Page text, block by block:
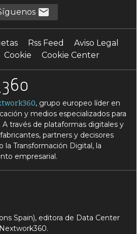
Rss Feed
Aviso Legal
Cookie Cookie Center
, grupo europeo líder en
y medios especializados para
través de plataformas digitales y
partners y decisores
Transformación Digital, la
empresarial.
Spain), editora de Data Center